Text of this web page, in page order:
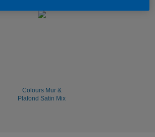
Colours Mur &
Plafond Satin Mix